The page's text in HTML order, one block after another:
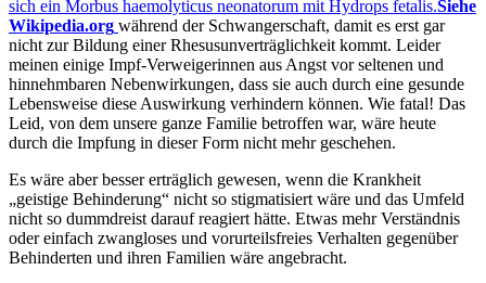
sich ein Morbus haemolyticus neonatorum mit Hydrops fetalis.Siehe
Wikipedia.org während der Schwangerschaft, damit es erst gar
nicht zur Bildung einer Rhesusunverträglichkeit kommt. Leider
meinen einige Impf-Verweigerinnen aus Angst vor seltenen und
hinnehmbaren Nebenwirkungen, dass sie auch durch eine gesunde
Lebensweise diese Auswirkung verhindern können. Wie fatal! Das
Leid, von dem unsere ganze Familie betroffen war, wäre heute
durch die Impfung in dieser Form nicht mehr geschehen.
Es wäre aber besser erträglich gewesen, wenn die Krankheit
geistige Behinderung
nicht so stigmatisiert wäre und das Umfeld
nicht so dummdreist darauf reagiert hätte. Etwas mehr Verständnis
oder einfach zwangloses und vorurteilsfreies Verhalten gegenüber
Behinderten und ihren Familien wäre angebracht.